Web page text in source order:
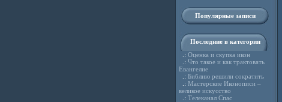
Популярные записи
Последние в категории
.: Оценка и скупка икон
.: Что такое и как трактовать
Евангелие
.: Библию решили сократить
.: Мастерские Иконописи –
великое искусство
.: Телеканал Спас